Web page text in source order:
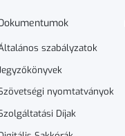
szabályzatok
nyomtatványok
Díjak